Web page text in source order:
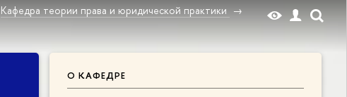
Кафедра теории права и юридической практики
О КАФЕДРЕ